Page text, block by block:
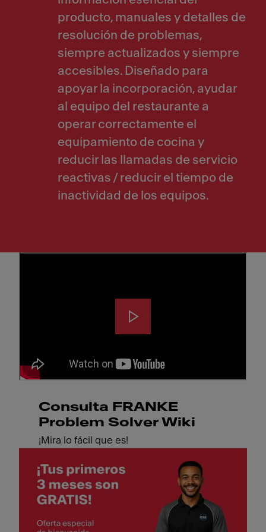
producto, manuales y detalles de
resolución de problemas,
siempre actualizados y siempre
accesibles. Diseñado para
apoyar la incorporación, ayudar
al equipo del restaurante a
operar correctamente el
equipamiento de cocina y
reducir las llamadas de servicio
reactivas / reducir el tiempo de
inactividad de los equipos.
Consulta FRANKE
Problem Solver Wiki
¡Mira lo fácil que es!